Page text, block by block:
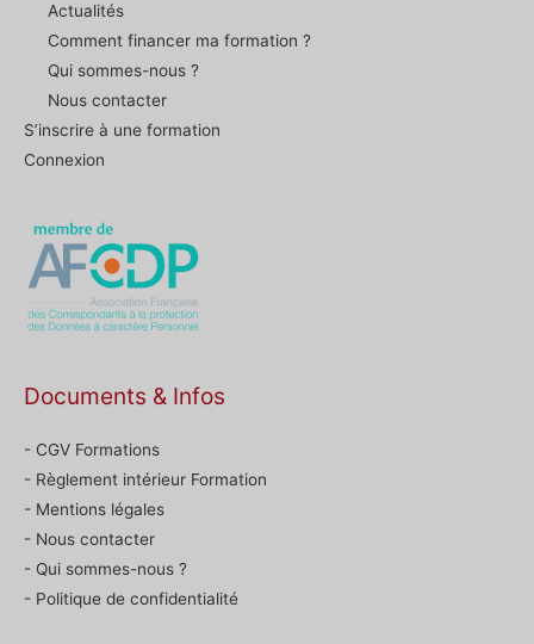
Actualités
Comment financer ma formation ?
Qui sommes-nous ?
Nous contacter
S’inscrire à une formation
Connexion
Documents & Infos
- CGV Formations
- Règlement intérieur Formation
- Mentions légales
- Nous contacter
- Qui sommes-nous ?
- Politique de confidentialité